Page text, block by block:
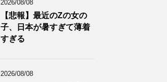
2026/08/08
【悲報】最近のZの女の
子、日本が暑すぎて薄着
すぎる
2026/08/08